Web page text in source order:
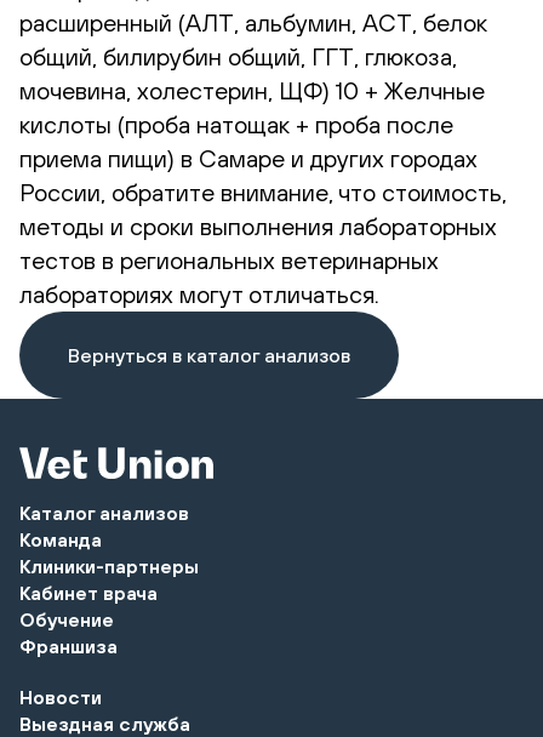
расширенный (АЛТ, альбумин, АСТ, белок
общий, билирубин общий, ГГТ, глюкоза,
мочевина, холестерин, ЩФ) 10 + Желчные
кислоты (проба натощак + проба после
приема пищи) в Самаре и других городах
России, обратите внимание, что стоимость,
методы и сроки выполнения лабораторных
тестов в региональных ветеринарных
лабораториях могут отличаться.
Вернуться в каталог анализов
Каталог анализов
Команда
Клиники-партнеры
Кабинет врача
Обучение
Франшиза
Новости
Выездная служба